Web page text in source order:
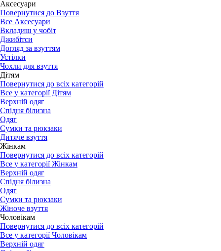
Аксесуари
Повернутися до Взуття
Все Аксесуари
Вкладиш у чобіт
Джибітси
Догляд за взуттям
Устілки
Чохли для взуття
Дітям
Повернутися до всіх категорій
Все у категорії Дітям
Верхній одяг
Спідня білизна
Одяг
Сумки та рюкзаки
Дитяче взуття
Жінкам
Повернутися до всіх категорій
Все у категорії Жінкам
Верхній одяг
Спідня білизна
Одяг
Сумки та рюкзаки
Жіноче взуття
Чоловікам
Повернутися до всіх категорій
Все у категорії Чоловікам
Верхній одяг